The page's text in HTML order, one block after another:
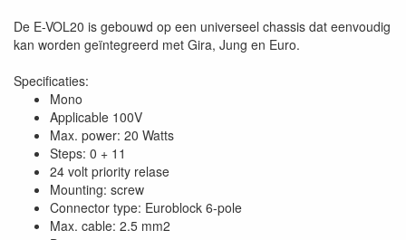
De E-VOL20 is gebouwd op een universeel chassis dat eenvoudig
kan worden geïntegreerd met Gira, Jung en Euro.
Specificaties:
Mono
Applicable 100V
Max. power: 20 Watts
Steps: 0 + 11
24 volt priority relase
Mounting: screw
Connector type: Euroblock 6-pole
Max. cable: 2.5 mm2